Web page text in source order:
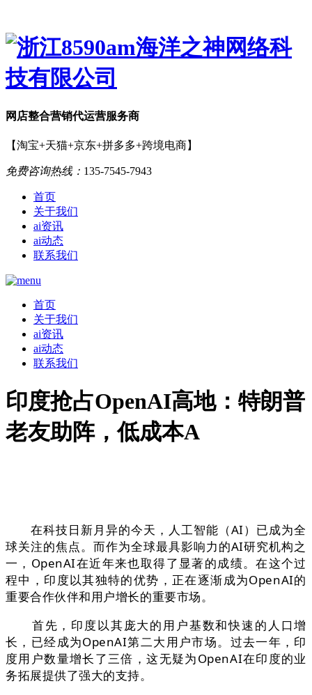
网店整合营销代运营服务商
【淘宝+天猫+京东+拼多多+跨境电商】
免费咨询热线： 135-7545-7943
首页
关于我们
ai资讯
ai动态
联系我们
首页
关于我们
ai资讯
ai动态
联系我们
印度抢占OpenAI高地：特朗普
老友助阵，低成本A
在科技日新月异的今天，人工智能（AI）已成为全
球关注的焦点。而作为全球最具影响力的AI研究机构之
一，OpenAI在近年来也取得了显著的成绩。在这个过
程中，印度以其独特的优势，正在逐渐成为OpenAI的
重要合作伙伴和用户增长的重要市场。
首先，印度以其庞大的用户基数和快速的人口增
长，已经成为OpenAI第二大用户市场。过去一年，印
度用户数量增长了三倍，这无疑为OpenAI在印度的业
务拓展提供了强大的支持。